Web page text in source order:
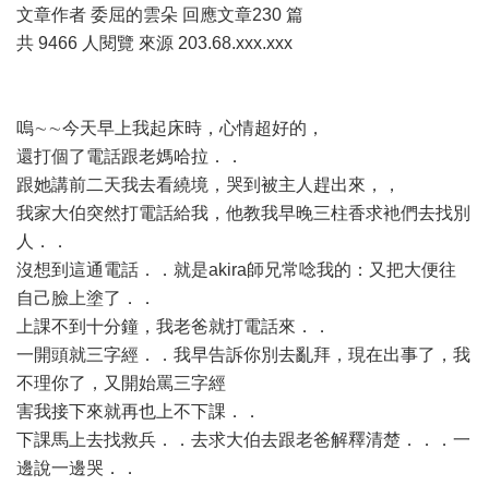
文章作者 委屈的雲朵 回應文章230 篇
共 9466 人閱覽 來源 203.68.xxx.xxx
嗚∼∼今天早上我起床時，心情超好的，
還打個了電話跟老媽哈拉．．
跟她講前二天我去看繞境，哭到被主人趕出來，，
我家大伯突然打電話給我，他教我早晚三柱香求衪們去找別
人．．
沒想到這通電話．．就是akira師兄常唸我的：又把大便往
自己臉上塗了．．
上課不到十分鐘，我老爸就打電話來．．
一開頭就三字經．．我早告訴你別去亂拜，現在出事了，我
不理你了，又開始罵三字經
害我接下來就再也上不下課．．
下課馬上去找救兵．．去求大伯去跟老爸解釋清楚．．．一
邊說一邊哭．．